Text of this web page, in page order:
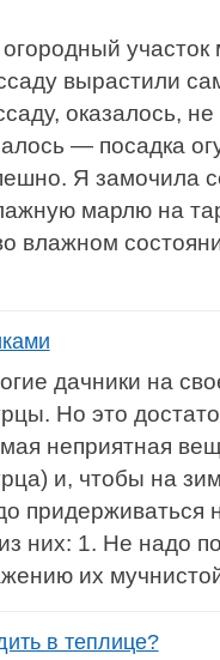
вырастили
оказалось,
— посадка
Я замочила
марлю на
влажном
дачники на
Но это
неприятная
и, чтобы на
придерживаться
них: 1. Не надо
их
в теплице?